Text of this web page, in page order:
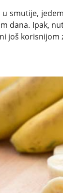
smutije,
dana. Ipak,
još korisnijom